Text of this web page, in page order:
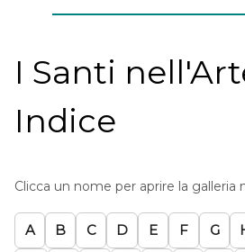
I Santi
Indice
Clicca un nome per aprire la galleria
A B C D E F G